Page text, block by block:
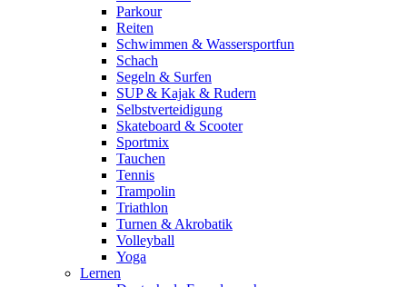
Parkour
Reiten
Schwimmen & Wassersportfun
Schach
Segeln & Surfen
SUP & Kajak & Rudern
Selbstverteidigung
Skateboard & Scooter
Sportmix
Tauchen
Tennis
Trampolin
Triathlon
Turnen & Akrobatik
Volleyball
Yoga
Lernen